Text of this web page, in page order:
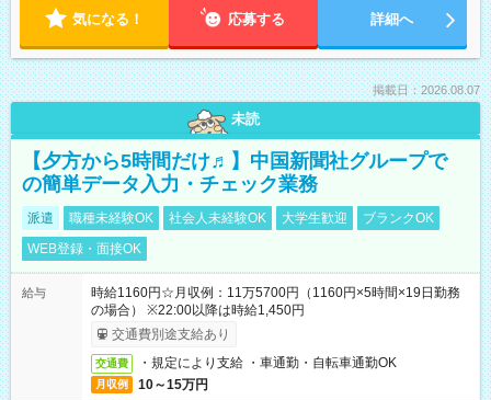
気になる！ 応募する 詳細へ
掲載日：2026.08.07
未読
【夕方から5時間だけ♬】中国新聞社グループで
の簡単データ入力・チェック業務
派遣 職種未経験OK 社会人未経験OK 大学生歓迎
ブランクOK
WEB登録・面接OK
給与
時給1160円☆月収例：11万5700円（1160円×5時間×19日勤務
の場合） ※22:00以降は時給1,450円
交通費別途支給あり
交通費 ・規定により支給 ・車通勤・自転車通勤OK
月収例 10～15万円